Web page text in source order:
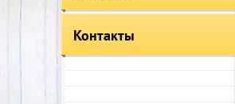
Контакты